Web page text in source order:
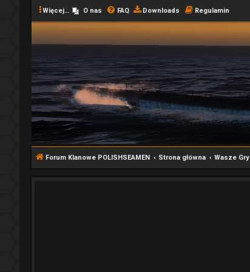
Więcej… O nas FAQ Downloads Regulamin
Forum Klanowe POLISHSEAMEN Strona główna Wasze Gry